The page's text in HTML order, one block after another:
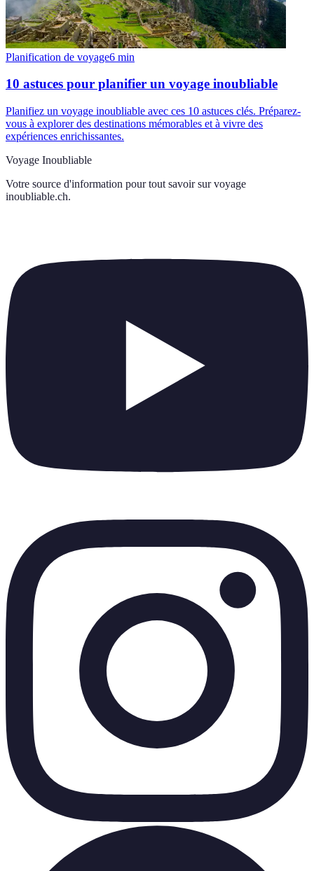
Planification de voyage6 min
10 astuces pour planifier un voyage inoubliable
Planifiez un voyage inoubliable avec ces 10 astuces clés. Préparez-
vous à explorer des destinations mémorables et à vivre des
expériences enrichissantes.
Voyage Inoubliable
Votre source d'information pour tout savoir sur voyage
inoubliable.ch.